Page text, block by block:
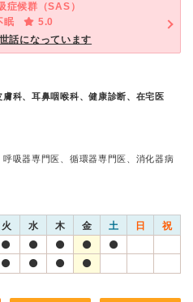
症候群（SAS）
眠
5.0
話になっています
科、耳鼻咽喉科、健康診断、在宅医
吸器専門医、循環器専門医、消化器病
火 水 木 金 土 日 祝